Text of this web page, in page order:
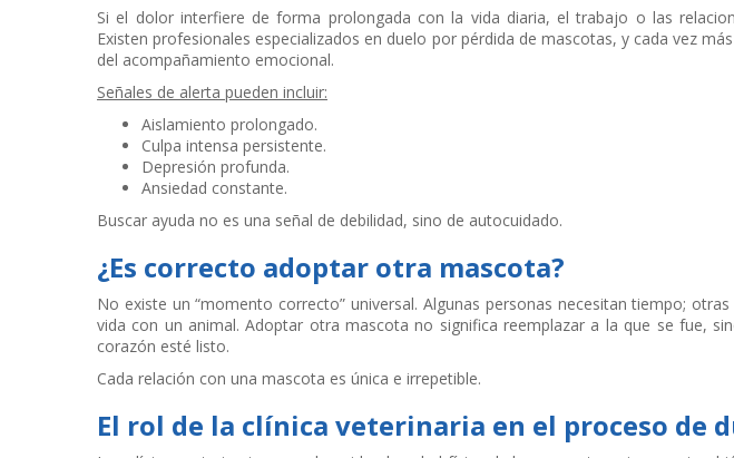
Si el dolor interfiere de forma prolongada con la vida diaria, el trabajo o las
Existen profesionales especializados en duelo por pérdida de mascotas, y cada vez
del acompañamiento emocional.
Señales de alerta pueden incluir:
Aislamiento prolongado.
Culpa intensa persistente.
Depresión profunda.
Ansiedad constante.
Buscar ayuda no es una señal de debilidad, sino de autocuidado.
¿Es correcto adoptar otra mascota?
No existe un “momento correcto” universal. Algunas personas necesitan tiempo;
vida con un animal. Adoptar otra mascota no significa reemplazar a la que se fue,
corazón esté listo.
Cada relación con una mascota es única e irrepetible.
El rol de la clínica veterinaria en el proceso de